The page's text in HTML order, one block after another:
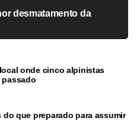
desmatamento da
onde cinco alpinistas
passado
que preparado para assumir